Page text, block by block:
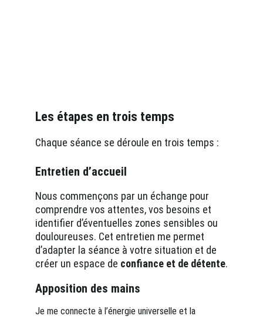
Les étapes en trois temps
Chaque séance se déroule en trois temps :
Entretien d’accueil
Je me connecte à l’énergie universelle et la
Nous commençons par un échange pour
comprendre vos attentes, vos besoins et
identifier d’éventuelles zones sensibles ou
douloureuses. Cet entretien me permet
d’adapter la séance à votre situation et de
créer un espace de confiance et de détente.
Apposition des mains